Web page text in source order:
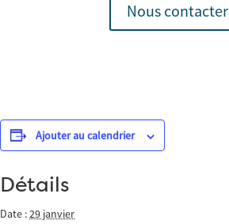
Nous contacter
Ajouter au calendrier
Détails
Date :29 janvier